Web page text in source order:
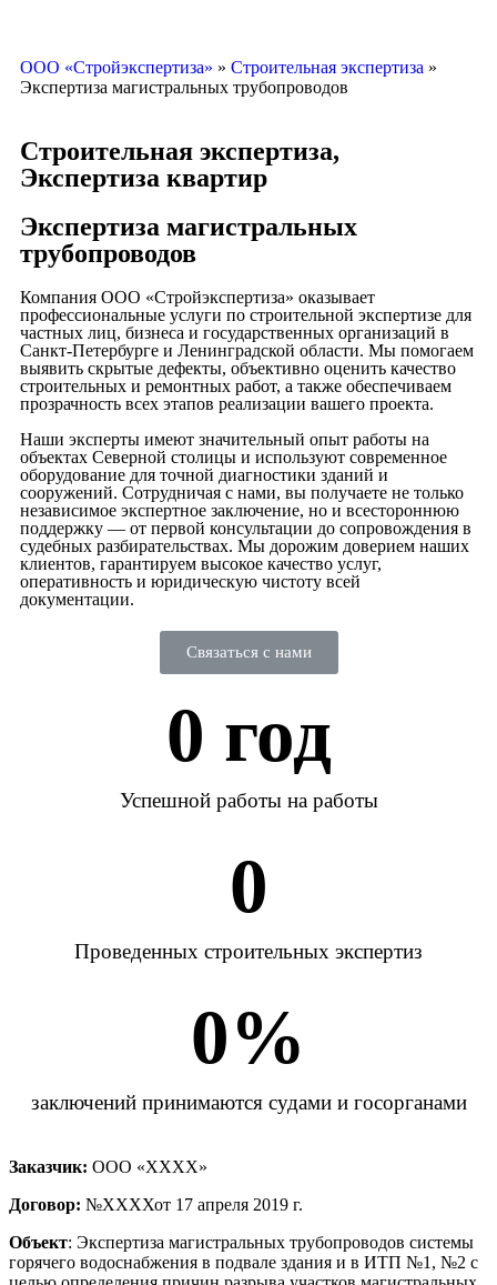
ООО «Стройэкспертиза» » Строительная экспертиза »
Экспертиза магистральных трубопроводов
Строительная экспертиза,
Экспертиза квартир
Экспертиза магистральных
трубопроводов
Компания ООО «Стройэкспертиза» оказывает
профессиональные услуги по строительной экспертизе для
частных лиц, бизнеса и государственных организаций в
Санкт-Петербурге и Ленинградской области. Мы помогаем
выявить скрытые дефекты, объективно оценить качество
строительных и ремонтных работ, а также обеспечиваем
прозрачность всех этапов реализации вашего проекта.
Наши эксперты имеют значительный опыт работы на
объектах Северной столицы и используют современное
оборудование для точной диагностики зданий и
сооружений. Сотрудничая с нами, вы получаете не только
независимое экспертное заключение, но и всестороннюю
поддержку — от первой консультации до сопровождения в
судебных разбирательствах. Мы дорожим доверием наших
клиентов, гарантируем высокое качество услуг,
оперативность и юридическую чистоту всей
документации.
Связаться с нами
0 год
Успешной работы на работы
0
Проведенных строительных экспертиз
0%
заключений принимаются судами и госорганами
Заказчик: ООО «ХХХХ»
Договор: №ХХХХот 17 апреля 2019 г.
Объект: Экспертиза магистральных трубопроводов системы
горячего водоснабжения в подвале здания и в ИТП №1, №2 с